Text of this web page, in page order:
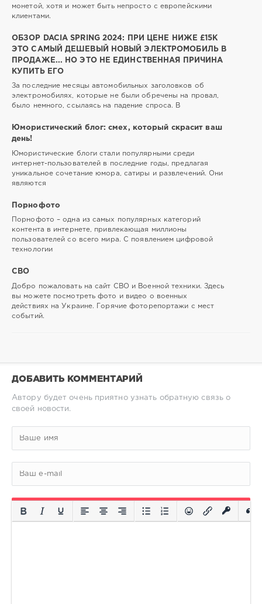
монетой, хотя и может быть непросто с европейскими
клиентами.
ОБЗОР DACIA SPRING 2024: ПРИ ЦЕНЕ НИЖЕ £15K
ЭТО САМЫЙ ДЕШЕВЫЙ НОВЫЙ ЭЛЕКТРОМОБИЛЬ В
ПРОДАЖЕ... НО ЭТО НЕ ЕДИНСТВЕННАЯ ПРИЧИНА
КУПИТЬ ЕГО
За последние месяцы автомобильных заголовков об
электромобилях, которые не были обречены на провал,
было немного, ссылаясь на падение спроса. В
Юмористический блог: смех, который скрасит ваш
день!
Юмористические блоги стали популярными среди
интернет-пользователей в последние годы, предлагая
уникальное сочетание юмора, сатиры и развлечений. Они
являются
Порнофото
Порнофото – одна из самых популярных категорий
контента в интернете, привлекающая миллионы
пользователей со всего мира. С появлением цифровой
технологии
СВО
Добро пожаловать на сайт СВО и Военной техники. Здесь
вы можете посмотреть фото и видео о военных
действиях на Украине. Горячие фоторепортажи с мест
событий.
ДОБАВИТЬ КОММЕНТАРИЙ
Автору будет очень приятно узнать обратную связь о
своей новости.